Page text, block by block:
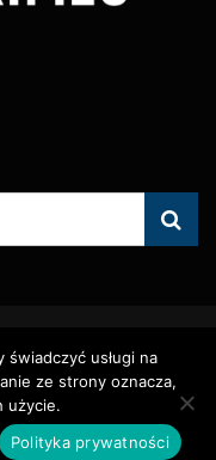
Zezwolenia
usługi na
ze strony oznacza,
użycie.
Polityka prywatności